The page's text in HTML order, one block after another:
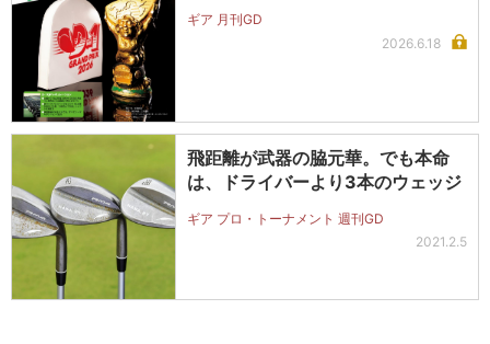
ギア 月刊GD
2026.6.18
飛距離が武器の脇元華。でも本命
は、ドライバーより3本のウェッジ
ギア プロ・トーナメント 週刊GD
2021.2.5